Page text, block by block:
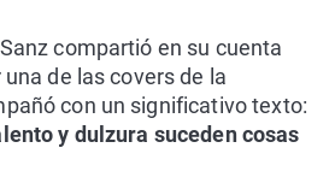
compartió en su cuenta
de las covers de la
con un significativo texto:
y dulzura suceden cosas